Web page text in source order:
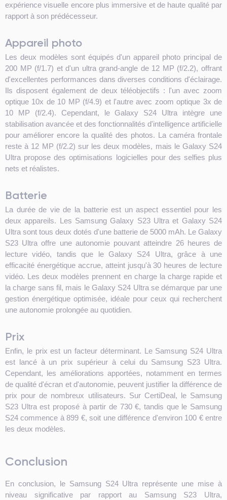
expérience visuelle encore plus immersive et de haute qualité par
rapport à son prédécesseur.
Appareil photo
Les deux modèles sont équipés d'un appareil photo principal de
200 MP (f/1.7) et d'un ultra grand-angle de 12 MP (f/2.2), offrant
d'excellentes performances dans diverses conditions d'éclairage.
Ils disposent également de deux téléobjectifs : l'un avec zoom
optique 10x de 10 MP (f/4.9) et l'autre avec zoom optique 3x de
10 MP (f/2.4). Cependant, le Galaxy S24 Ultra intègre une
stabilisation avancée et des fonctionnalités d'intelligence artificielle
pour améliorer encore la qualité des photos. La caméra frontale
reste à 12 MP (f/2.2) sur les deux modèles, mais le Galaxy S24
Ultra propose des optimisations logicielles pour des selfies plus
nets et réalistes.
Batterie
La durée de vie de la batterie est un aspect essentiel pour les
deux appareils. Les Samsung Galaxy S23 Ultra et Galaxy S24
Ultra sont tous deux dotés d'une batterie de 5000 mAh. Le Galaxy
S23 Ultra offre une autonomie pouvant atteindre 26 heures de
lecture vidéo, tandis que le Galaxy S24 Ultra, grâce à une
efficacité énergétique accrue, atteint jusqu'à 30 heures de lecture
vidéo. Les deux modèles prennent en charge la charge rapide et
la charge sans fil, mais le Galaxy S24 Ultra se démarque par une
gestion énergétique optimisée, idéale pour ceux qui recherchent
une autonomie prolongée au quotidien.
Prix
Enfin, le prix est un facteur déterminant. Le Samsung S24 Ultra
est lancé à un prix supérieur à celui du Samsung S23 Ultra.
Cependant, les améliorations apportées, notamment en termes
de qualité d'écran et d'autonomie, peuvent justifier la différence de
prix pour de nombreux utilisateurs. Sur CertiDeal, le Samsung
S23 Ultra est proposé à partir de 730 €, tandis que le Samsung
S24 commence à 899 €, soit une différence d'environ 100 € entre
les deux modèles.
Conclusion
En conclusion, le Samsung S24 Ultra représente une mise à
niveau significative par rapport au Samsung S23 Ultra,